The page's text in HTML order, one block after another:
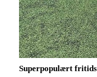
Superpopulært